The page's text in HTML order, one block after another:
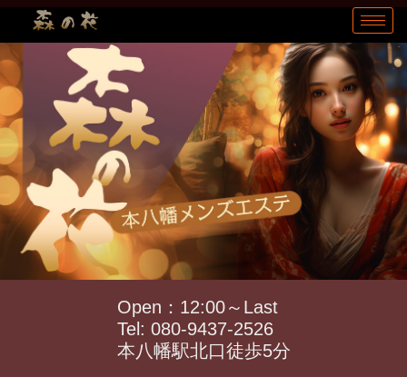
Open：12:00～Last
Tel: 080-9437-2526
本八幡駅北口徒歩5分